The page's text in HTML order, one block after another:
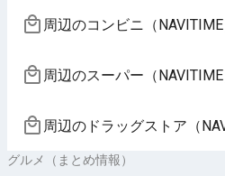
周辺のコンビニ（NAVITIME
周辺のスーパー（NAVITIME
周辺のドラッグストア（
グルメ（まとめ情報）